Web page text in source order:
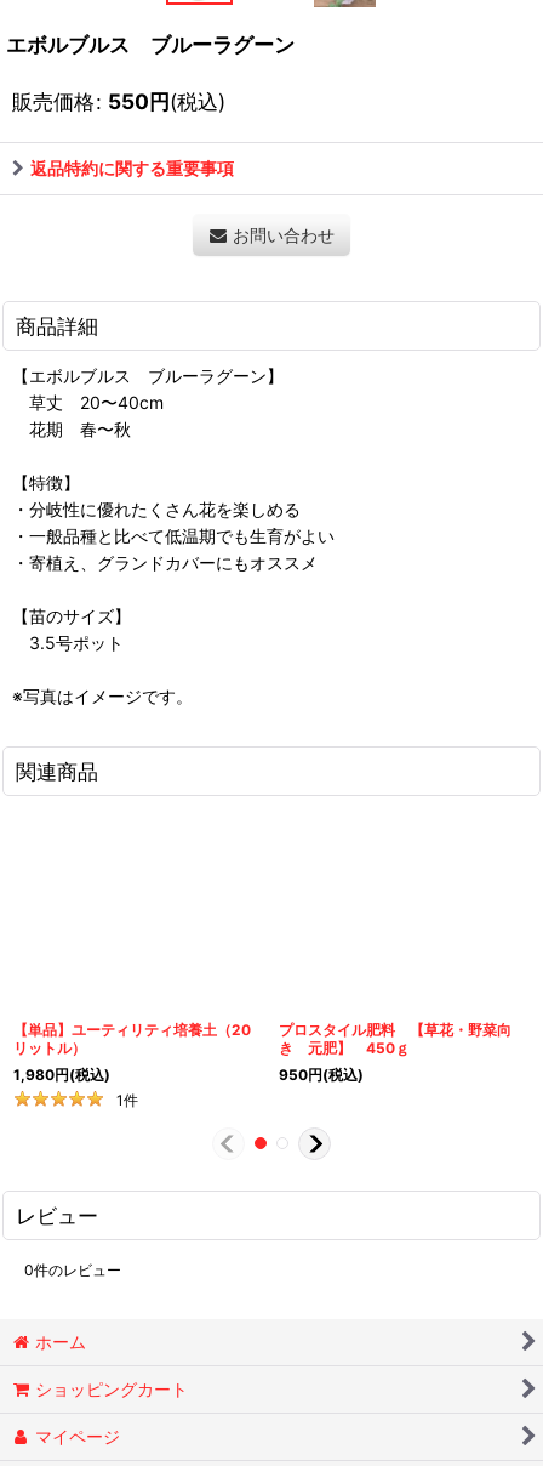
エボルブルス ブルーラグーン
販売価格: 550円(税込)
返品特約に関する重要事項
お問い合わせ
商品詳細
【エボルブルス ブルーラグーン】
草丈 20〜40cm
花期 春〜秋
【特徴】
・分岐性に優れたくさん花を楽しめる
・一般品種と比べて低温期でも生育がよい
・寄植え、グランドカバーにもオススメ
【苗のサイズ】
3.5号ポット
※写真はイメージです。
関連商品
【単品】ユーティリティ培養土（20
リットル）
1,980円(税込)
1件
プロスタイル肥料 【草花・野菜向
き 元肥】 450ｇ
950円(税込)
レビュー
0件のレビュー
ホーム
ショッピングカート
マイページ